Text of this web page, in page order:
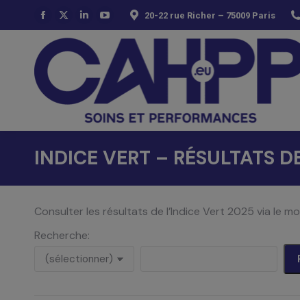
La
page
Facebook
s'ouvre
dans
nouvelle
fenêtre
La
page
s'ouvre
dans
nouvelle
fenêtre
La
page
LinkedIn
s'ouvre
dans
une
nouvelle
fenêtre
La
page
YouTube
s'ouvre
dans
une
nouvelle
fenêtre
20-22 rue Richer – 75009 Paris
INDICE VERT – RÉSULTATS
Consulter les résultats de l’Indice Vert 2025 via le
Recherche: